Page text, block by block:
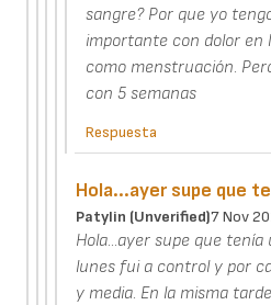
sangre? Por que yo
importante con dolor en
como menstruación.
con 5 semanas
Respuesta
Hola...ayer supe que
Patylin (unverified)7 Nov
Hola...ayer supe que
lunes fui a control y por
y media. En la misma